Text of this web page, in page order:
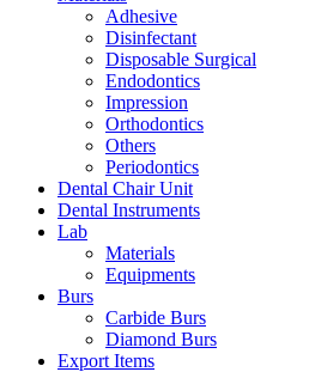
Adhesive
Disinfectant
Disposable Surgical
Endodontics
Impression
Orthodontics
Others
Periodontics
Dental Chair Unit
Dental Instruments
Lab
Materials
Equipments
Burs
Carbide Burs
Diamond Burs
Export Items